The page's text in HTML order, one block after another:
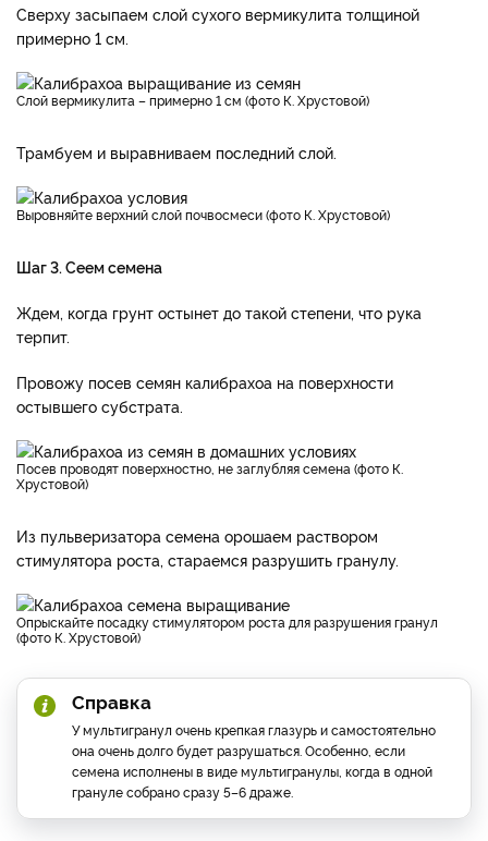
Сверху засыпаем слой сухого вермикулита толщиной
примерно 1 см.
Слой вермикулита – примерно 1 см (фото К. Хрустовой)
Трамбуем и выравниваем последний слой.
Выровняйте верхний слой почвосмеси (фото К. Хрустовой)
Шаг 3. Сеем семена
Ждем, когда грунт остынет до такой степени, что рука
терпит.
Провожу посев семян калибрахоа на поверхности
остывшего субстрата.
Посев проводят поверхностно, не заглубляя семена (фото К.
Хрустовой)
Из пульверизатора семена орошаем раствором
стимулятора роста, стараемся разрушить гранулу.
Опрыскайте посадку стимулятором роста для разрушения гранул
(фото К. Хрустовой)
Справка
У мультигранул очень крепкая глазурь и самостоятельно
она очень долго будет разрушаться. Особенно, если
семена исполнены в виде мультигранулы, когда в одной
грануле собрано сразу 5–6 драже.